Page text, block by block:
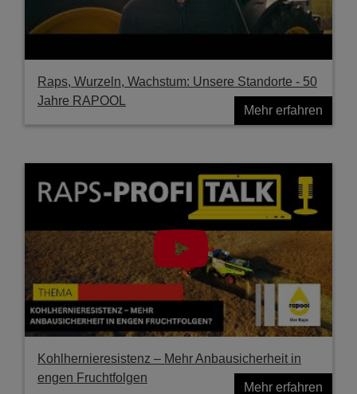
Raps, Wurzeln, Wachstum: Unsere Standorte - 50
Jahre RAPOOL
Mehr erfahren
Kohlhernieresistenz – Mehr Anbausicherheit in
engen Fruchtfolgen
Mehr erfahren